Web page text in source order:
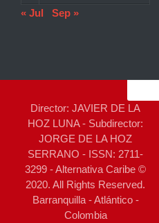
« Jul
Sep »
Director: JAVIER DE LA
HOZ LUNA - Subdirector:
JORGE DE LA HOZ
SERRANO - ISSN: 2711-
3299 - Alternativa Caribe ©
2020. All Rights Reserved.
Barranquilla - Atlántico -
Colombia